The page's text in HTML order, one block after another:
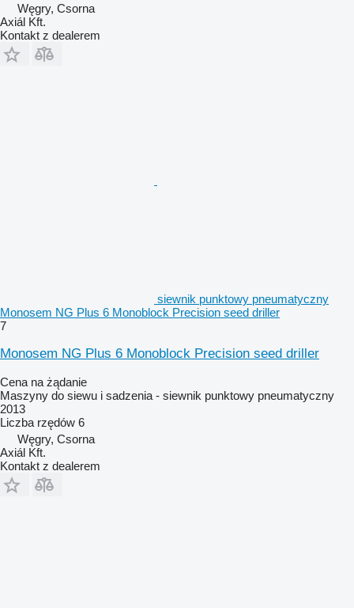
Węgry, Csorna
Axiál Kft.
Kontakt z dealerem
siewnik punktowy pneumatyczny
Monosem NG Plus 6 Monoblock Precision seed driller
7
Monosem NG Plus 6 Monoblock Precision seed driller
Cena na żądanie
Maszyny do siewu i sadzenia - siewnik punktowy pneumatyczny
2013
Liczba rzędów 6
Węgry, Csorna
Axiál Kft.
Kontakt z dealerem